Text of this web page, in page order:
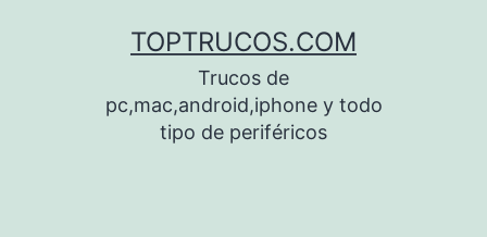
TOPTRUCOS.COM
Trucos de
pc,mac,android,iphone y todo
tipo de periféricos